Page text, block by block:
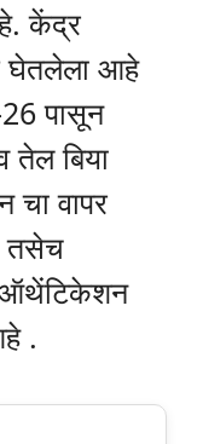
केंद्र
घेतलेला आहे
26 पासून
तेल बिया
चा वापर
तसेच
ऑथेंटिकेशन
.